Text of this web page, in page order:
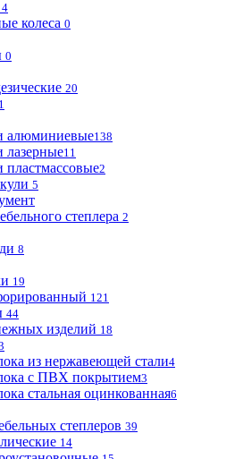
4
колеса 0
0
20
алюминиевые138
лазерные11
пластмассовые2
5
степлера 2
8
19
121
44
изделий 18
из нержавеющей стали4
с ПВХ покрытием3
стальная оцинкованная6
степлеров 39
14